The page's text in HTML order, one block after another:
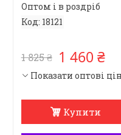
Оптом і в роздріб
Код: 18121
1 825 ₴ 1 460 ₴
Показати оптові
Купити